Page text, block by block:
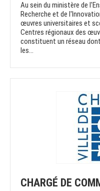
Au sein du ministère de
Recherche et de
œuvres universitaires et
Centres régionaux des
constituent un réseau
les...
CHARGÉ DE